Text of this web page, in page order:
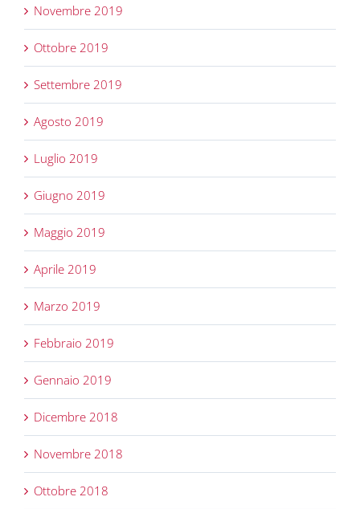
Novembre 2019
Ottobre 2019
Settembre 2019
Agosto 2019
Luglio 2019
Giugno 2019
Maggio 2019
Aprile 2019
Marzo 2019
Febbraio 2019
Gennaio 2019
Dicembre 2018
Novembre 2018
Ottobre 2018